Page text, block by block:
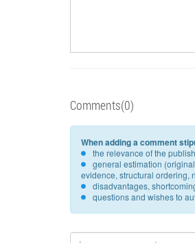
Comments(0)
When adding a comment
the relevance of the
general estimation
evidence, structural ordering,
disadvantages,
questions and wishes to